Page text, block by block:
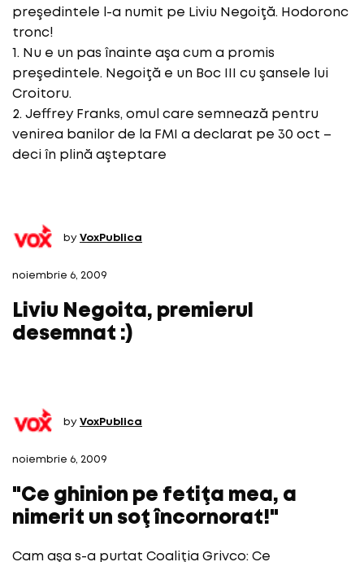
preşedintele l-a numit pe Liviu Negoiţă. Hodoronc
tronc!
1. Nu e un pas înainte aşa cum a promis
preşedintele. Negoiţă e un Boc III cu şansele lui
Croitoru.
2. Jeffrey Franks, omul care semnează pentru
venirea banilor de la FMI a declarat pe 30 oct –
deci în plină aşteptare
by VoxPublica
noiembrie 6, 2009
Liviu Negoita, premierul
desemnat :)
by VoxPublica
noiembrie 6, 2009
"Ce ghinion pe fetiţa mea, a
nimerit un soţ încornorat!"
Cam aşa s-a purtat Coaliţia Grivco: Ce